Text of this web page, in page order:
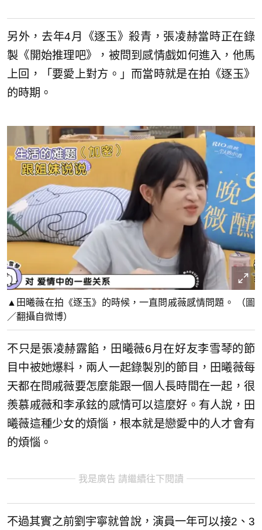
另外，去年4月《逐玉》殺青，張凌赫當時正在錄
製《開始推理吧》，被問到感情戲如何進入，他馬
上回，「要愛上對方。」而當時就是在拍《逐玉》
的時期。
▲田曦薇在拍《逐玉》的時候，一直問戚薇感情問題。 （圖
／翻攝自微博）
不只是張凌赫露餡，田曦薇6月在好友李雪琴的節
目中被她爆料，兩人一起錄製別的節目，田曦薇每
天都在問戚薇要怎麼能跟一個人長時間在一起，很
羨慕戚薇和李承鉉的感情可以這麼好。有人說，田
曦薇這種少女的煩惱，根本就是戀愛中的人才會有
的煩惱。
我是廣告 請繼續往下閱讀
不過其實之前劉宇寧就曾說，演員一年可以接2、3